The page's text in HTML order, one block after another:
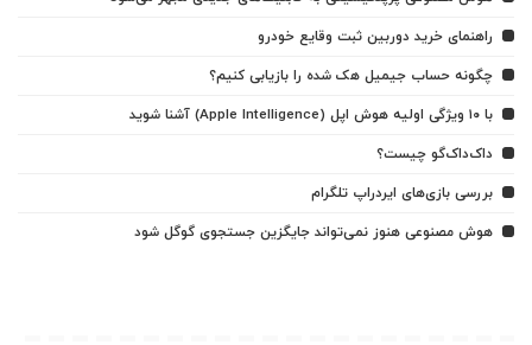
راهنمای خرید دوربین ثبت وقایع خودرو
چگونه حساب جیمیل هک شده را بازیابی کنیم؟
با ۱۰ ویژگی اولیه هوش اپل (Apple Intelligence) آشنا شوید
داک‌داک‌گو چیست؟
بررسی بازی‌های ایردراپ تلگرام
هوش مصنوعی هنوز نمی‌تواند جایگزین جستجوی گوگل شود